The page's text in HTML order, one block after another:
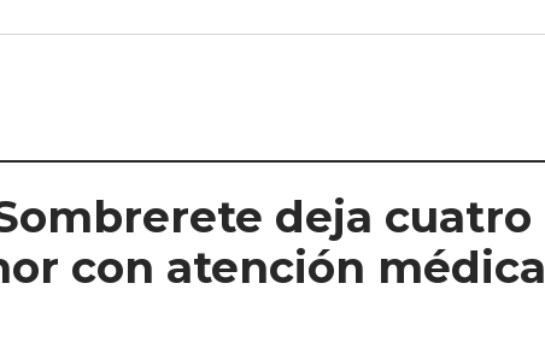
deja cuatro
con atención médica